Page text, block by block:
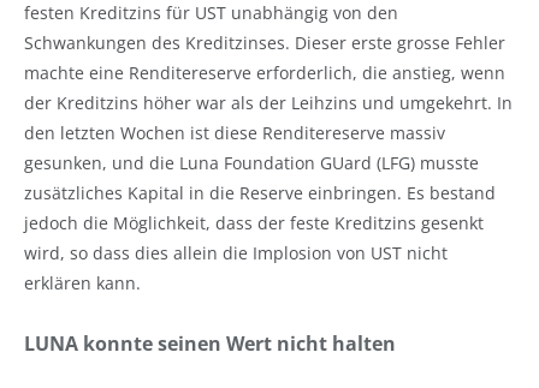
festen Kreditzins für UST unabhängig von den
Schwankungen des Kreditzinses. Dieser erste grosse Fehler
machte eine Renditereserve erforderlich, die anstieg, wenn
der Kreditzins höher war als der Leihzins und umgekehrt. In
den letzten Wochen ist diese Renditereserve massiv
gesunken, und die Luna Foundation GUard (LFG) musste
zusätzliches Kapital in die Reserve einbringen. Es bestand
jedoch die Möglichkeit, dass der feste Kreditzins gesenkt
wird, so dass dies allein die Implosion von UST nicht
erklären kann.
LUNA konnte seinen Wert nicht halten